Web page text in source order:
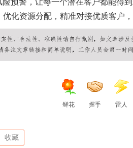
优化资源分配，精准对接优质客户
鲜花 握手 雷人
收藏